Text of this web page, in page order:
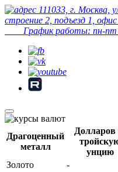
111033, г. Москва,
строение 2, подъезд 1,
График работы: пн-пт
Драгоценный
металл
Долларов
унцию
Золото
-